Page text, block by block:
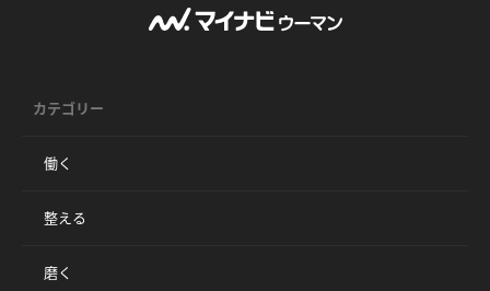
カテゴリー
働く
整える
磨く